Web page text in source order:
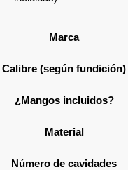
Marca
Calibre (según fundición)
¿Mangos incluidos?
Material
Número de cavidades